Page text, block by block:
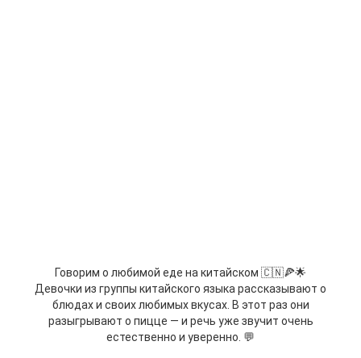
Говорим о любимой еде на китайском 🇨🇳🍕🌟
Девочки из группы китайского языка рассказывают о
блюдах и своих любимых вкусах. В этот раз они
разыгрывают о пицце — и речь уже звучит очень
естественно и уверенно. 💬